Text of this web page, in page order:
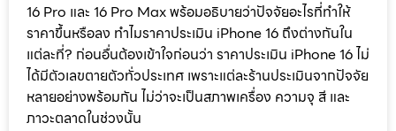
16 Pro และ 16 Pro Max พร้อมอธิบายว่าปัจจัยอะไรที่ทำให้
ราคาขึ้นหรือลง ทำไมราคาประเมิน iPhone 16 ถึงต่างกันใน
แต่ละที่? ก่อนอื่นต้องเข้าใจก่อนว่า ราคาประเมิน iPhone 16 ไม่
ได้มีตัวเลขตายตัวทั่วประเทศ เพราะแต่ละร้านประเมินจากปัจจัย
หลายอย่างพร้อมกัน ไม่ว่าจะเป็นสภาพเครื่อง ความจุ สี และ
ภาวะตลาดในช่วงนั้น